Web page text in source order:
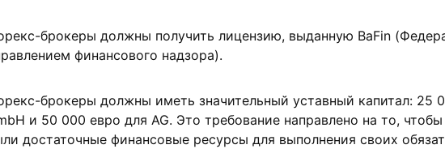
брокеры должны получить лицензию, выданную BaFin
финансового надзора).
брокеры должны иметь значительный уставный капитал: 25
и 50 000 евро для AG. Это требование направлено на то,
достаточные финансовые ресурсы для выполнения своих